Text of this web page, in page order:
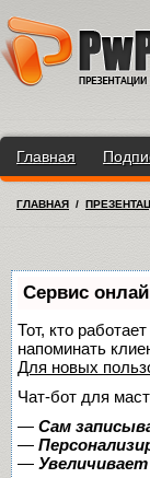
Главная
ГЛАВНАЯ /
Сервис
Тот, кто
напоминать
Для новых
Чат-бот для
— Сам
—
—